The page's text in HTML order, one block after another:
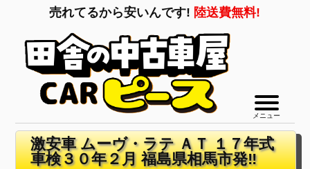
売れてるから安いんです! 陸送費無料!
メニュー
激安車 ムーヴ・ラテ ＡＴ １７年式
車検３０年２月 福島県相馬市発‼